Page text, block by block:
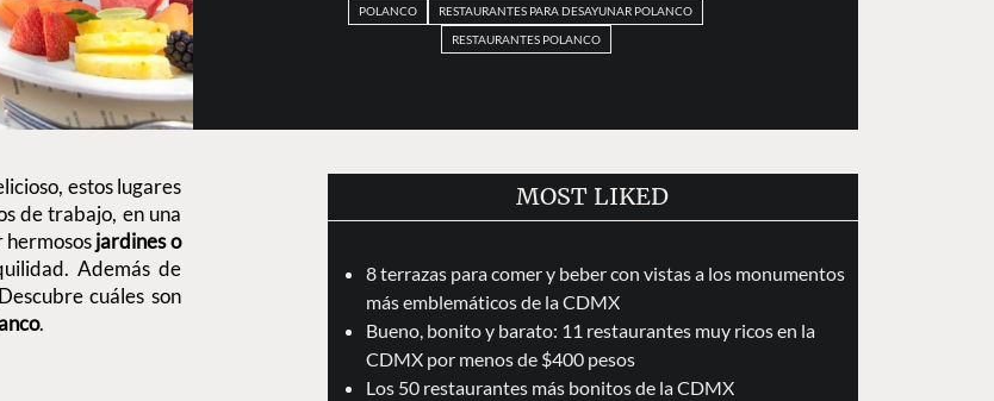
POLANCO
RESTAURANTES PARA DESAYUNAR POLANCO
RESTAURANTES POLANCO
estos lugares
de trabajo, en una
hermososjardines o
Además de
cuáles son
.
MOST LIKED
8 terrazas para comer y beber con vistas a los monumentos
más emblemáticos de la CDMX
Bueno, bonito y barato: 11 restaurantes muy ricos en la
CDMX por menos de $400 pesos
Los 50 restaurantes más bonitos de la CDMX